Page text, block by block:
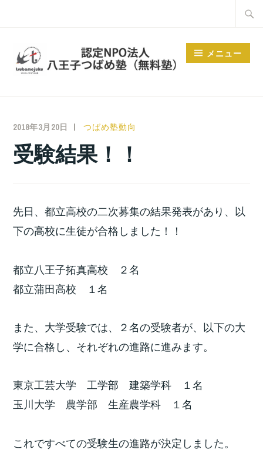
メニュー
2018年3月20日
小
宮
位
つばめ塾動向
受験結果！！
先日、都立高校の二次募集の結果発表があり、以
下の高校に生徒が合格しました！！
都立八王子拓真高校 ２名
都立蒲田高校 １名
また、大学受験では、２名の受験者が、以下の大
学に合格し、それぞれの進路に進みます。
東京工芸大学 工学部 建築学科 １名
玉川大学 農学部 生産農学科 １名
これですべての受験生の進路が決定しました。